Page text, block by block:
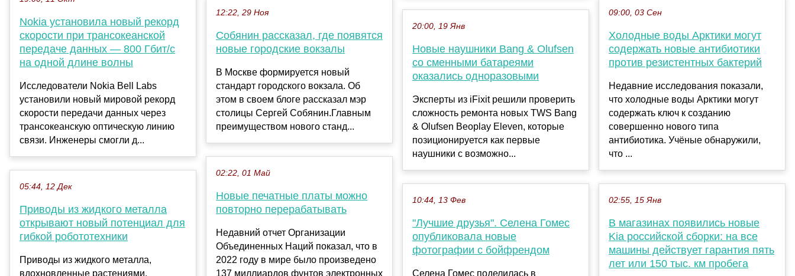
Nokia установила новый рекорд
скорости при трансокеанской
передаче данных — 800 Гбит/с
на одной длине волны
Исследователи Nokia Bell Labs
установили новый мировой рекорд
скорости передачи данных через
трансокеанскую оптическую линию
связи. Инженеры смогли д...
05:44, 12 Дек
Приводы из жидкого металла
открывают новый потенциал для
гибкой робототехники
Приводы из жидкого металла,
вдохновленные растениями,
12:22, 29 Ноя
Собянин рассказал, где появятся
новые городские вокзалы
В Москве формируется новый
стандарт городского вокзала. Об
этом в своем блоге рассказал мэр
столицы Сергей Собянин.Главным
преимуществом нового станд...
02:22, 01 Май
Новые печатные платы можно
повторно перерабатывать
Недавний отчет Организации
Объединенных Наций показал, что в
2022 году в мире было произведено
137 миллиардов фунтов электронных
20:00, 19 Янв
Новые наушники Bang & Olufsen
со сменными батареями
оказались одноразовыми
Эксперты из iFixit решили проверить
сложность ремонта новых TWS Bang
& Olufsen Beoplay Eleven, которые
позиционируется как первые
наушники с возможно...
10:44, 13 Фев
"Лучшие друзья". Селена Гомес
опубликовала новые
фотографии с бойфрендом
Селена Гомес поделилась в
09:00, 03 Сен
Холодные воды Арктики могут
содержать новые антибиотики
против резистентных бактерий
Недавние исследования показали,
что холодные воды Арктики могут
содержать ключ к созданию
совершенно нового типа
антибиотика. Учёные обнаружили,
что ...
02:55, 15 Янв
В магазинах появились новые
Kia российской сборки: на все
машины действует гарантия пять
лет или 150 тыс. км пробега